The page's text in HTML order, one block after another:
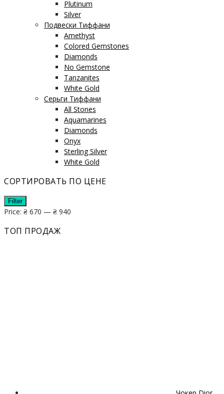
Plutinum
Silver
Подвески Тиффани
Amethyst
Colored Gemstones
Diamonds
No Gemstone
Tanzanites
White Gold
Серьги Тиффани
All Stones
Aquamarines
Diamonds
Onyx
Sterling Silver
White Gold
СОРТИРОВАТЬ ПО ЦЕНЕ
Filter
Price: ₴ 670 — ₴ 940
ТОП ПРОДАЖ